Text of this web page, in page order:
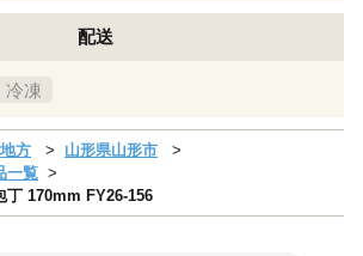
配送
冷凍
方
山形県山形市
一覧
丁 170mm FY26-156